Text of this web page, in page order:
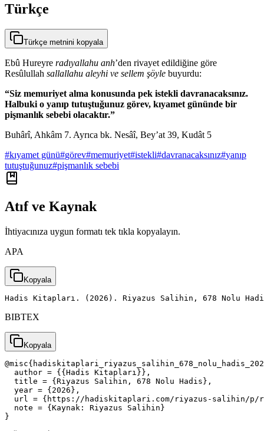
Türkçe
Türkçe metnini kopyala
Ebû Hureyre radıyallahu anh’den rivayet edildiğine göre
Resûlullah sallallahu aleyhi ve sellem şöyle buyurdu:
“Siz memuriyet alma konusunda pek istekli davranacaksınız.
Halbuki o yanıp tutuştuğunuz görev, kıyamet gününde bir
pişmanlık sebebi olacaktır.”
Buhârî, Ahkâm 7. Ayrıca bk. Nesâî, Bey’at 39, Kudât 5
#kıyamet günü#görev#memuriyet#istekli#davranacaksınız#yanıp
tutuştuğunuz#pişmanlık sebebi
Atıf ve Kaynak
İhtiyacınıza uygun formatı tek tıkla kopyalayın.
APA
Kopyala
Hadis Kitapları. (2026). Riyazus Salihin, 678 Nolu
BIBTEX
Kopyala
  author = {{Hadis Kitapları}},
  title = {Riyazus Salihin, 678 Nolu Hadis},
  year = {2026},
url = {https://hadiskitaplari.com/riyazus-salihin/
  note = {Kaynak: Riyazus Salihin}
}